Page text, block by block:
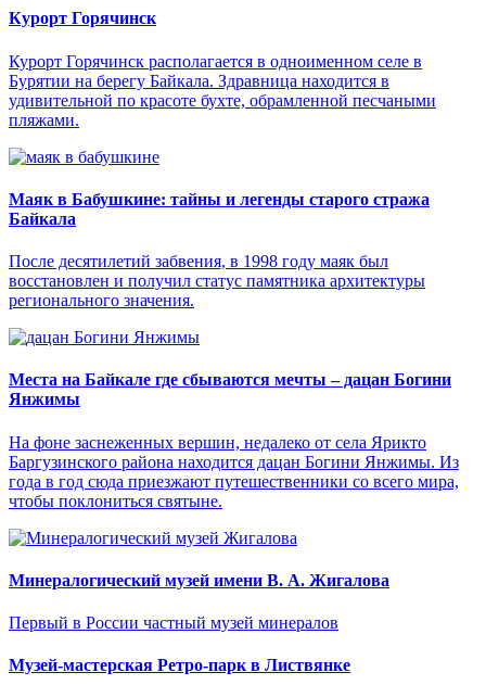
Курорт Горячинск
Курорт Горячинск располагается в одноименном селе в
Бурятии на берегу Байкала. Здравница находится в
удивительной по красоте бухте, обрамленной песчаными
пляжами.
Маяк в Бабушкине: тайны и легенды старого стража
Байкала
После десятилетий забвения, в 1998 году маяк был
восстановлен и получил статус памятника архитектуры
регионального значения.
Места на Байкале где сбываются мечты – дацан Богини
Янжимы
На фоне заснеженных вершин, недалеко от села Ярикто
Баргузинского района находится дацан Богини Янжимы. Из
года в год сюда приезжают путешественники со всего мира,
чтобы поклониться святыне.
Минералогический музей имени В. А. Жигалова
Первый в России частный музей минералов
Музей-мастерская Ретро-парк в Листвянке